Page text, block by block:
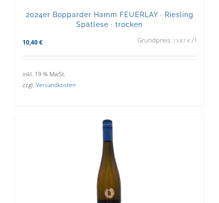
2024er Bopparder Hamm FEUERLAY · Riesling
Spätlese · trocken
10,40 € Grundpreis: 13,87 € / l
inkl. 19 % MwSt.
zzgl. Versandkosten